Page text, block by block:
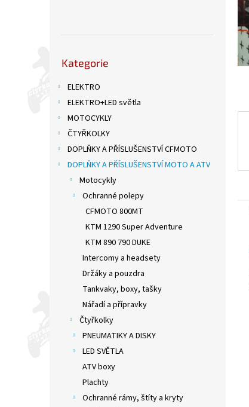
kategorie
Kategorie
ELEKTRO
ELEKTRO+LED světla
MOTOCYKLY
ČTYŘKOLKY
DOPLŇKY A PŘÍSLUŠENSTVÍ CFMOTO
DOPLŇKY A PŘÍSLUŠENSTVÍ MOTO A ATV
Motocykly
Ochranné polepy
CFMOTO 800MT
KTM 1290 Super Adventure
KTM 890 790 DUKE
Intercomy a headsety
Držáky a pouzdra
Tankvaky, boxy, tašky
Nářadí a přípravky
Čtyřkolky
PNEUMATIKY A DISKY
LED SVĚTLA
ATV boxy
Plachty
Ochranné rámy, štíty a kryty